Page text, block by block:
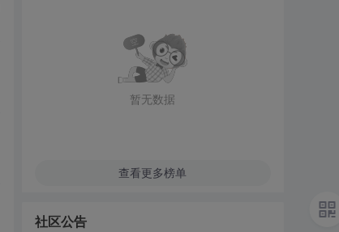
暂无数据
查看更多榜单
社区公告